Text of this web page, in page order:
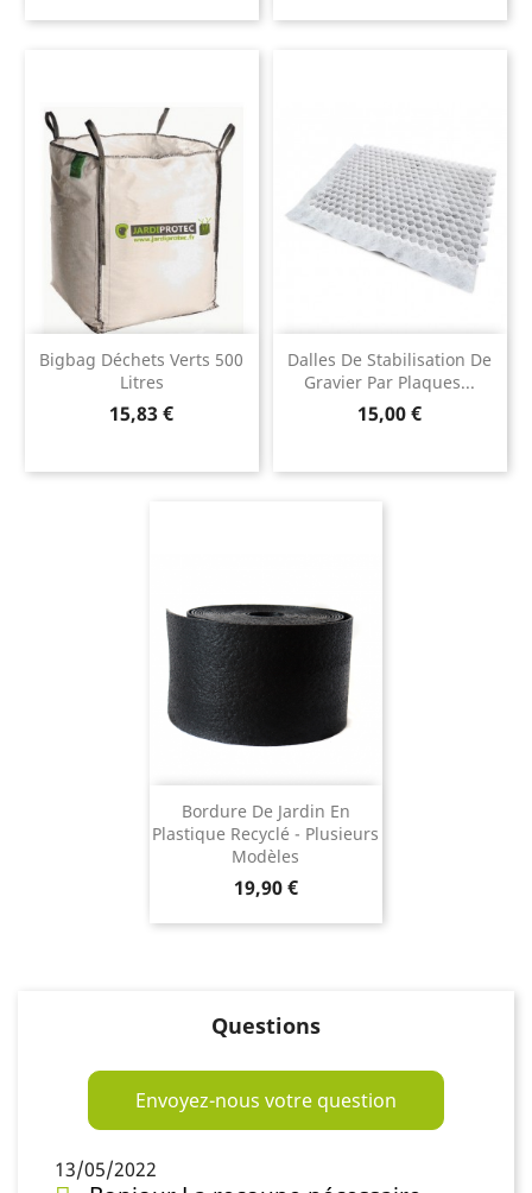
Bigbag Déchets Verts 500
Litres
Prix
15,83 €
Dalles De Stabilisation De
Gravier Par Plaques...
Prix
15,00 €
Bordure De Jardin En
Plastique Recyclé - Plusieurs
Modèles
Prix
19,90 €
Questions
Envoyez-nous votre question
13/05/2022